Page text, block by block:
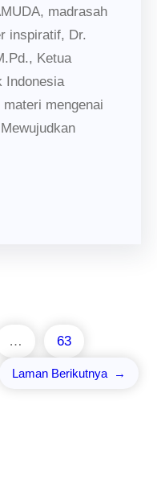
madrasah
inspiratif, Dr.
Ketua
Indonesia
mengenai
… 63
Laman Berikutnya →